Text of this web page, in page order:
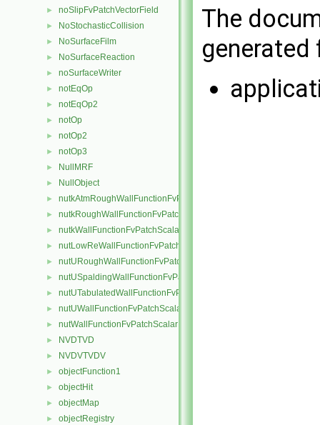
► noSlipFvPatchVectorField
► NoStochasticCollision
► NoSurfaceFilm
► NoSurfaceReaction
► noSurfaceWriter
► notEqOp
► notEqOp2
► notOp
► notOp2
► notOp3
► NullMRF
► NullObject
► nutkAtmRoughWallFunctionFvPatchScalarField
► nutkRoughWallFunctionFvPatchScalarField
► nutkWallFunctionFvPatchScalarField
► nutLowReWallFunctionFvPatchScalarField
► nutURoughWallFunctionFvPatchScalarField
► nutUSpaldingWallFunctionFvPatchScalarField
► nutUTabulatedWallFunctionFvPatchScalarField
► nutUWallFunctionFvPatchScalarField
► nutWallFunctionFvPatchScalarField
► NVDTVD
► NVDVTVDV
► objectFunction1
► objectHit
► objectMap
► objectRegistry
The